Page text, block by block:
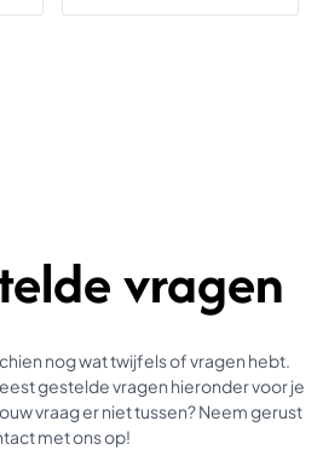
vragen
nog wat twijfels of vragen hebt.
gestelde vragen hieronder voor je
vraag er niet tussen? Neem gerust
met ons op!